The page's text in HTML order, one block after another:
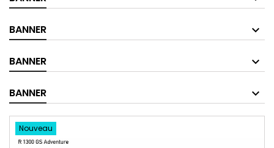
BANNER
BANNER
BANNER
Nouveau